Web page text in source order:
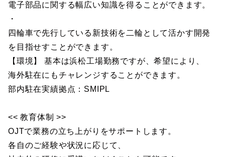
電子部品に関する幅広い知識を得ることができます。
・
四輪車で先行している新技術を二輪として活かす開発
を目指せすことができます。
【環境】 基本は浜松工場勤務ですが、希望により、
海外駐在にもチャレンジすることができます。
部内駐在実績拠点：SMIPL
<< 教育体制 >>
OJTで業務の立ち上がりをサポートします。
各自のご経験や状況に応じて、